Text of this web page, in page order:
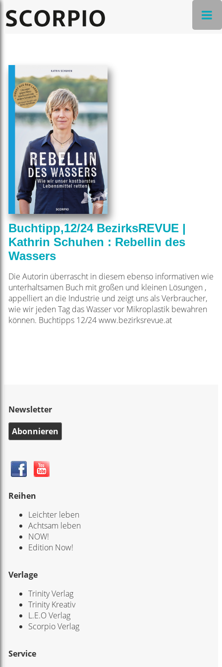
Buchtipp,12/24 BezirksREVUE |
Kathrin Schuhen : Rebellin des
Wassers
Die Autorin überrascht in diesem ebenso informativen wie
unterhaltsamen Buch mit großen und kleinen Lösungen ,
appelliert an die Industrie und zeigt uns als Verbraucher,
wie wir jeden Tag das Wasser vor Mikroplastik bewahren
können. Buchtipps 12/24 www.bezirksrevue.at
Newsletter
Abonnieren
Reihen
Leichter leben
Achtsam leben
NOW!
Edition Now!
Verlage
Trinity Verlag
Trinity Kreativ
L.E.O Verlag
Scorpio Verlag
Service